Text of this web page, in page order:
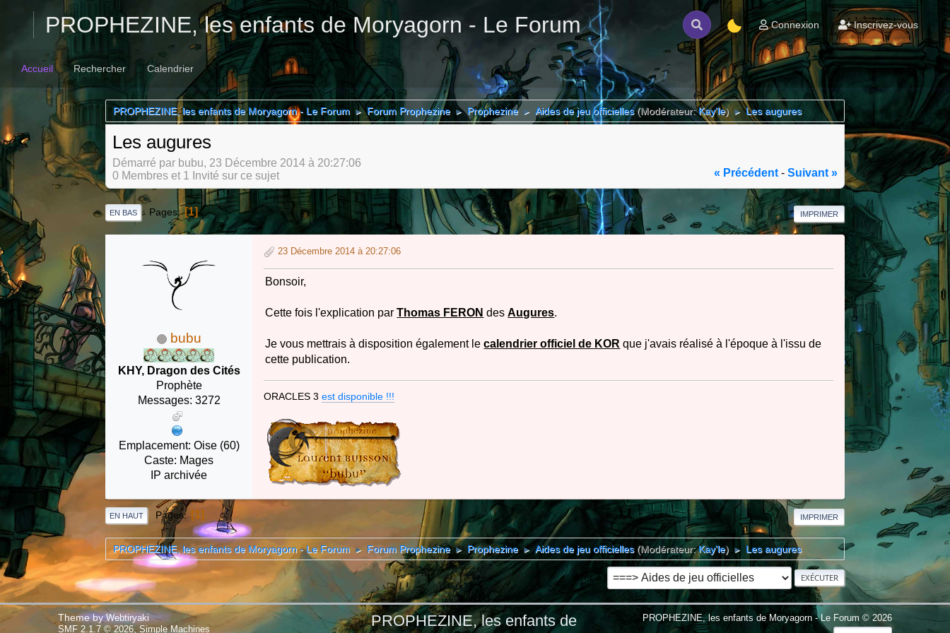
PROPHEZINE, les enfants de Moryagorn - Le Forum Connexion Inscrivez-vous
Accueil Rechercher Calendrier
PROPHEZINE, les enfants de Moryagorn - Le Forum ► Forum Prophezine ► Prophezine ► Aides de jeu officielles (Modérateur:Kay'le) ► Les augures
Les augures
Démarré par bubu, 23 Décembre 2014 à 20:27:06
« Précédent- Suivant »
0 Membres et 1 Invité sur ce sujet
IMPRIMER
EN BAS Pages 1
bubu
KHY, Dragon des Cités
Prophète
Messages: 3272
Emplacement: Oise (60)
Caste: Mages
IP archivée
23 Décembre 2014 à 20:27:06
Bonsoir,
Cette fois l'explication parThomas FERON desAugures.
Je vous mettrais à disposition également lecalendrier officiel de KOR que j'avais réalisé à l'époque à l'issu de
cette publication.
ORACLES 3est disponible !!!
IMPRIMER
EN HAUT Pages 1
PROPHEZINE, les enfants de Moryagorn - Le Forum ► Forum Prophezine ► Prophezine ► Aides de jeu officielles (Modérateur:Kay'le) ► Les augures
Aller à
Theme byWebtiryaki
SMF 2.1.7 © 2026,Simple Machines
PROPHEZINE, les enfants de
PROPHEZINE, les enfants de Moryagorn - Le Forum © 2026